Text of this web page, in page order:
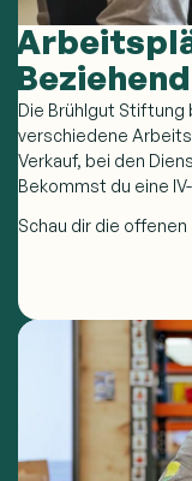
Die Brühlgut Stiftung
verschiedene
Verkauf, bei den
Bekommst du eine
Schau dir die offenen